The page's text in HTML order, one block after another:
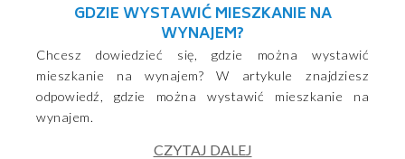
GDZIE WYSTAWIĆ MIESZKANIE NA
WYNAJEM?
Chcesz dowiedzieć się, gdzie można wystawić
mieszkanie na wynajem? W artykule znajdziesz
odpowiedź, gdzie można wystawić mieszkanie na
wynajem.
CZYTAJ DALEJ